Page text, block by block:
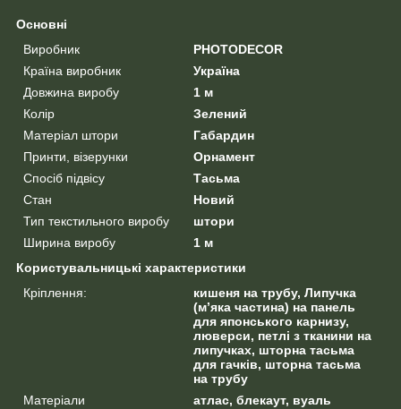
Основні
Виробник
PHOTODECOR
Країна виробник
Україна
Довжина виробу
1 м
Колір
Зелений
Матеріал штори
Габардин
Принти, візерунки
Орнамент
Спосіб підвісу
Тасьма
Стан
Новий
Тип текстильного виробу
штори
Ширина виробу
1 м
Користувальницькі характеристики
Кріплення:
кишеня на трубу, Липучка
(м’яка частина) на панель
для японського карнизу,
люверси, петлі з тканини на
липучках, шторна тасьма
для гачків, шторна тасьма
на трубу
Матеріали
атлас, блекаут, вуаль